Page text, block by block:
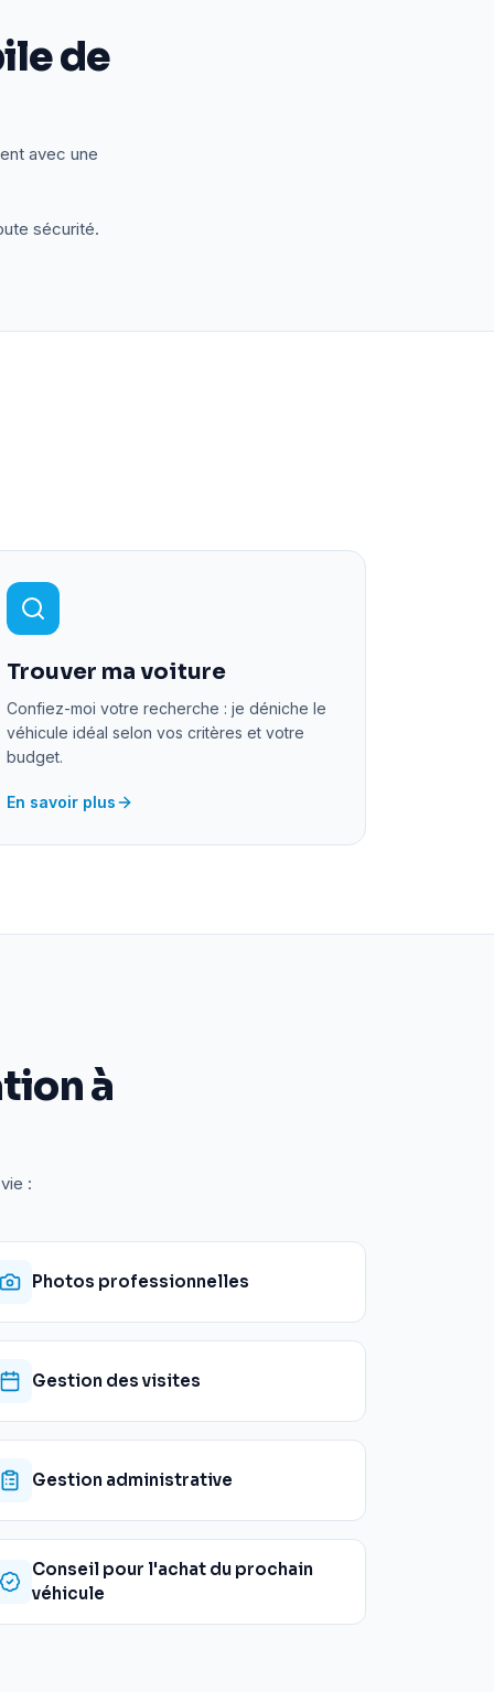
de
avec une
sécurité.
Trouver ma voiture
Confiez-moi votre recherche : je déniche le
véhicule idéal selon vos critères et votre
budget.
En savoir plus
à
:
Photos professionnelles
Gestion des visites
Gestion administrative
Conseil pour l'achat du prochain
véhicule